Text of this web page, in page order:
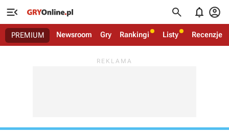
   
PREMIUM Newsroom Gry Rankingi Listy Recenzje